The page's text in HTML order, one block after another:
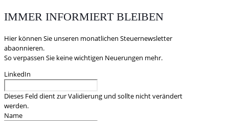
IMMER INFORMIERT BLEIBEN
Hier können Sie unseren monatlichen Steuernewsletter
abaonnieren.
So verpassen Sie keine wichtigen Neuerungen mehr.
LinkedIn
Dieses Feld dient zur Validierung und sollte nicht verändert
werden.
Name